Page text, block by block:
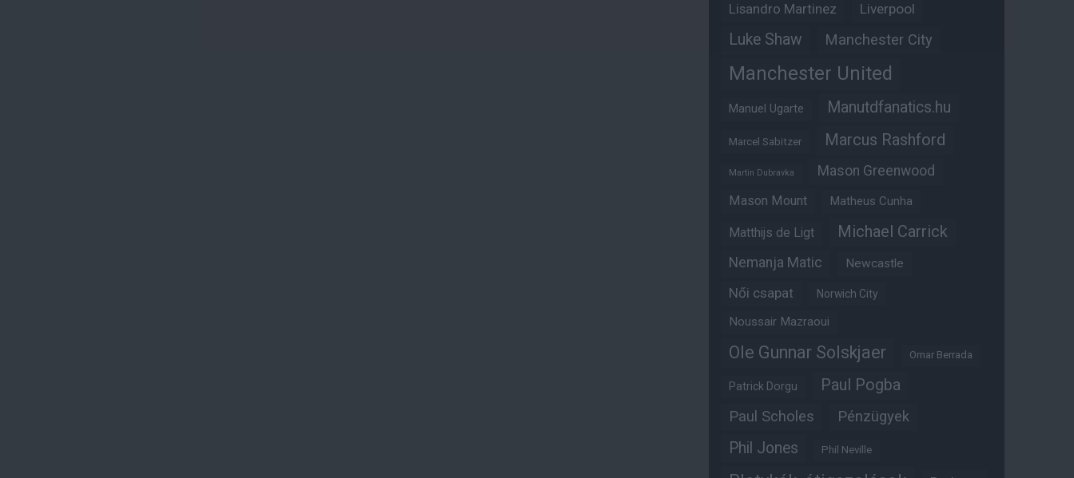
Lisandro Martinez Liverpool
Luke Shaw Manchester City
Manchester United
Manuel Ugarte Manutdfanatics.hu
Marcel Sabitzer Marcus Rashford
Martin Dubravka Mason Greenwood
Mason Mount Matheus Cunha
Matthijs de Ligt Michael Carrick
Nemanja Matic Newcastle
Női csapat Norwich City
Noussair Mazraoui
Ole Gunnar Solskjaer Omar Berrada
Patrick Dorgu Paul Pogba
Paul Scholes Pénzügyek
Phil Jones Phil Neville